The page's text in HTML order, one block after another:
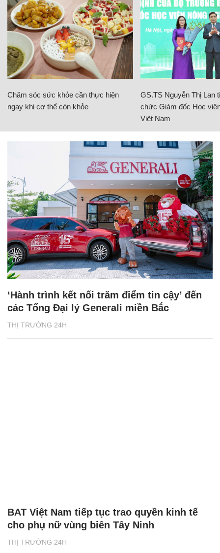
Chăm sóc sức khỏe cần thực hiện
ngay khi cơ thể còn khỏe
GS.TS Nguyễn Thị Lan
chức Giám đốc Học
Việt Nam
THỊ TRƯỜNG 24H
‘Hành trình kết nối trăm điểm tin cậy’ đến
các Tổng Đại lý Generali miền Bắc
THỊ TRƯỜNG 24H
BAT Việt Nam tiếp tục trao quyền kinh tế
cho phụ nữ vùng biên Tây Ninh